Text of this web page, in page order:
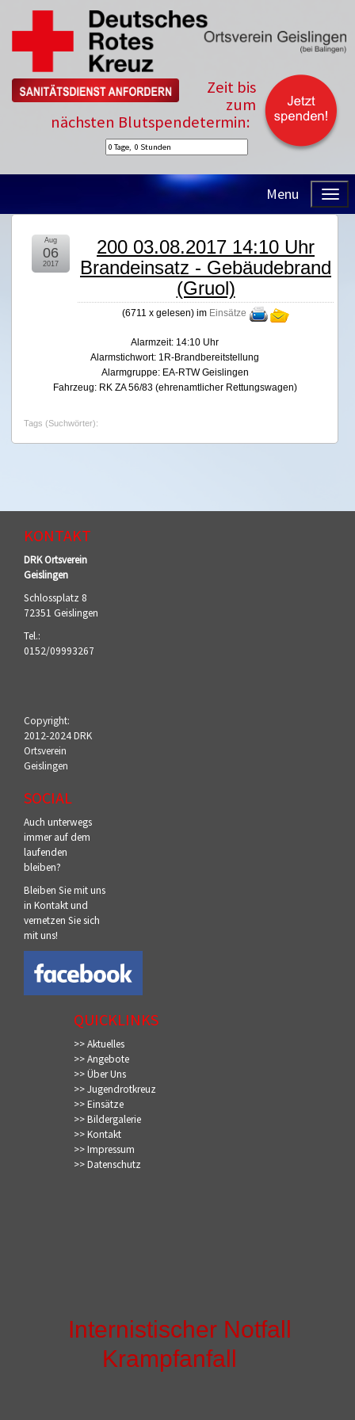
Zeit bis
zum
nächsten Blutspendetermin:
Menu
200 03.08.2017 14:10 Uhr
Brandeinsatz - Gebäudebrand
(Gruol)
(6711 x gelesen) im Einsätze
Aug
06
2017
Alarmzeit: 14:10 Uhr
Alarmstichwort: 1R-Brandbereitstellung
Alarmgruppe: EA-RTW Geislingen
Fahrzeug: RK ZA 56/83 (ehrenamtlicher Rettungswagen)
Tags (Suchwörter):
KONTAKT
DRK Ortsverein
Geislingen
Schlossplatz 8
72351 Geislingen
Tel.:
0152/09993267
Copyright:
2012-2024 DRK
Ortsverein
Geislingen
SOCIAL
Auch unterwegs
immer auf dem
laufenden
bleiben?
Bleiben Sie mit uns
in Kontakt und
vernetzen Sie sich
mit uns!
QUICKLINKS
>> Aktuelles
>> Angebote
>> Über Uns
>> Jugendrotkreuz
>> Einsätze
>> Bildergalerie
>> Kontakt
>> Impressum
>> Datenschutz
Internistischer Notfall
Krampfanfall